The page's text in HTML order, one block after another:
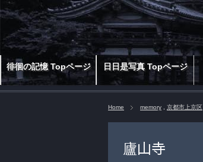
徘徊の記憶 Topページ 日日是写真 Topページ
Home memory 京都市上京区
廬山寺